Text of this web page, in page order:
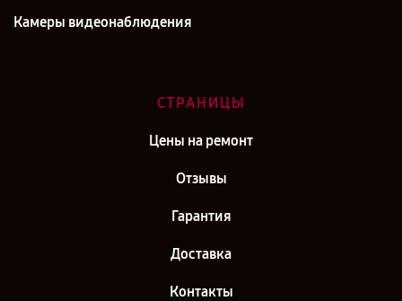
Камеры видеонаблюдения
СТРАНИЦЫ
Цены на ремонт
Отзывы
Гарантия
Доставка
Контакты